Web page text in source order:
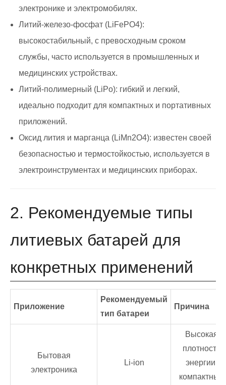
электронике и электромобилях.
Литий-железо-фосфат (LiFePO4):
высокостабильный, с превосходным сроком
службы, часто используется в промышленных и
медицинских устройствах.
Литий-полимерный (LiPo): гибкий и легкий,
идеально подходит для компактных и портативных
приложений.
Оксид лития и марганца (LiMn2O4): известен своей
безопасностью и термостойкостью, используется в
электроинструментах и медицинских приборах.
2. Рекомендуемые типы
литиевых батарей для
конкретных применений
Приложение
Рекомендуемый
тип батареи
Причина
Бытовая
электроника
Li-ion
Высокая
плотность
энергии,
компактный